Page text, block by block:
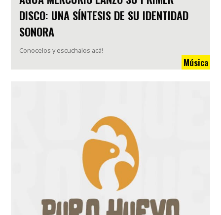
DISCO: UNA SÍNTESIS DE SU IDENTIDAD
SONORA
Conocelos y escuchalos acá!
Música